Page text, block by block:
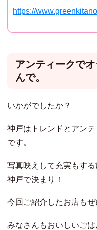
https://
アンティークで
んで。
いかがでしたか？
神戸はトレンドとアン
です。
写真映えして充実もす
神戸で決まり！
今回ご紹介したお店もぜ
みなさんもおいしいご